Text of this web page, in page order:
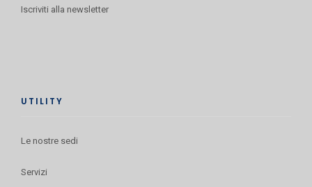
Iscriviti alla newsletter
UTILITY
Le nostre sedi
Servizi